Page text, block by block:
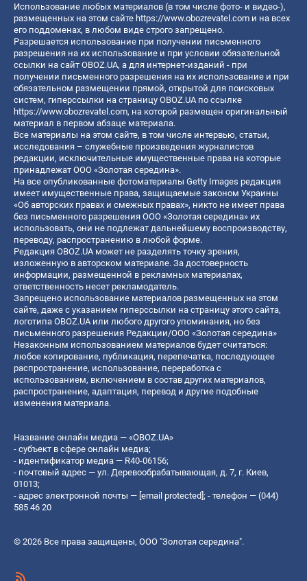
Использование любых материалов (в том числе фото- и видео-),
размещенных на этом сайте https://www.obozrevatel.com и на всех
его поддоменах, в любом виде строго запрещено.
Разрешается использование при получении письменного
разрешения на их использование и при условии обязательной
ссылки на сайт OBOZ.UA, а для интернет-изданий - при
получении письменного разрешения на их использование и при
обязательном размещении прямой, открытой для поисковых
систем, гиперссылки на страницу OBOZ.UA по ссылке
https://www.obozrevatel.com, на которой размещен оригинальный
материал в первом абзаце материала.
Все материалы на этом сайте, в том числе интервью, статьи,
исследования – служебные произведения журналистов
редакции, исключительные имущественные права на которые
принадлежат ООО «Золотая середина».
На все опубликованные фотоматериалы Getty Images редакция
имеет имущественные права, защищаемые законом Украины
«Об авторских правах и смежных правах», никто не имеет права
без письменного разрешения ООО «Золотая середина» их
использовать, они не подлежат дальнейшему воспроизводству,
переводу, распространению в любой форме.
Редакция OBOZ.UA может не разделять точку зрения,
изложенную в авторском материале. За достоверность
информации, размещенной в рекламных материалах,
ответственность несет рекламодатель.
Запрещено использование материалов размещенных на этом
сайте, даже с указанием гиперссылки на страницу этого сайта,
логотипа OBOZ.UA или любого другого упоминания, но без
письменного разрешения Редакции/ООО «Золотая середина»
Незаконным использованием материалов будет считаться:
любое копирование, публикация, перепечатка, последующее
распространение, использование, переработка с
использованием, включением в состав других материалов,
распространение, адаптация, перевод и другие подобные
изменения материала.
Название онлайн медиа — «OBOZ.UA»
- субъект в сфере онлайн медиа;
- идентификатор медиа — R40-06156;
- почтовый адрес — ул. Деревообрабатывающая, д. 7, г. Киев,
01013;
- адрес электронной почты — [email protected] ; - телефон — (044)
585 46 20
© 2026 Все права защищены, ООО "Золотая середина".